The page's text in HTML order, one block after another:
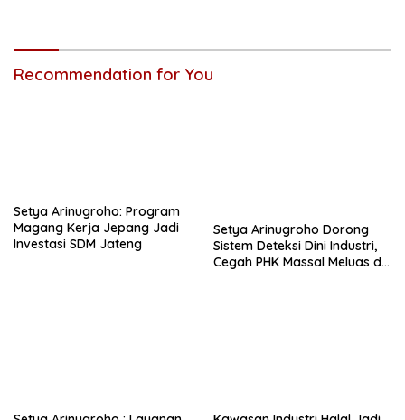
Recommendation for You
Setya Arinugroho: Program
Magang Kerja Jepang Jadi
Investasi SDM Jateng
Setya Arinugroho Dorong
Sistem Deteksi Dini Industri,
Cegah PHK Massal Meluas di